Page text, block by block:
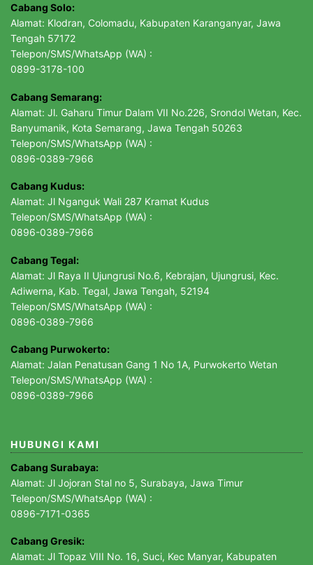
Cabang Solo:
Alamat: Klodran, Colomadu, Kabupaten Karanganyar, Jawa
Tengah 57172
Telepon/SMS/WhatsApp (WA) :
0899-3178-100
Cabang Semarang:
Alamat: Jl. Gaharu Timur Dalam VII No.226, Srondol Wetan, Kec.
Banyumanik, Kota Semarang, Jawa Tengah 50263
Telepon/SMS/WhatsApp (WA) :
0896-0389-7966
Cabang Kudus:
Alamat: Jl Nganguk Wali 287 Kramat Kudus
Telepon/SMS/WhatsApp (WA) :
0896-0389-7966
Cabang Tegal:
Alamat: Jl Raya II Ujungrusi No.6, Kebrajan, Ujungrusi, Kec.
Adiwerna, Kab. Tegal, Jawa Tengah, 52194
Telepon/SMS/WhatsApp (WA) :
0896-0389-7966
Cabang Purwokerto:
Alamat: Jalan Penatusan Gang 1 No 1A, Purwokerto Wetan
Telepon/SMS/WhatsApp (WA) :
0896-0389-7966
HUBUNGI KAMI
Cabang Surabaya:
Alamat: Jl Jojoran Stal no 5, Surabaya, Jawa Timur
Telepon/SMS/WhatsApp (WA) :
0896-7171-0365
Cabang Gresik:
Alamat: Jl Topaz VIII No. 16, Suci, Kec Manyar, Kabupaten